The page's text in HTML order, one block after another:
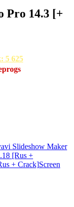
Pro 14.3 [+
5 625
Slideshow Maker
[Rus +
+ Crack]Screen